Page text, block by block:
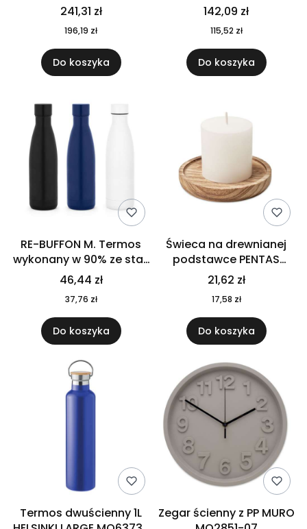
241,31 zł
196,19 zł
Do koszyka
142,09 zł
115,52 zł
Do koszyka
RE-BUFFON M. Termos
wykonany w 90% ze stali
nierdzewnej
pochodzącej z
recyklingu 520 ml 94294
46,44 zł
37,76 zł
Do koszyka
Świeca na drewnianej
podstawce PENTAS
MO6282-40
21,62 zł
17,58 zł
Do koszyka
Termos dwuścienny 1L
Zegar ścienny z PP MURO